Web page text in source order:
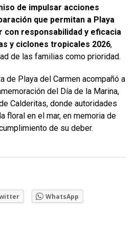
de impulsar acciones
que permitan a Playa
con responsabilidad y eficacia
y ciclones tropicales 2026,
de las familias como prioridad.
de Playa del Carmen acompañó a
del Día de la Marina,
Calderitas, donde autoridades
floral en el mar, en memoria de
de su deber.
WhatsApp